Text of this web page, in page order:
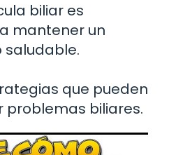
biliar es
mantener un
saludable.
que pueden
problemas biliares.